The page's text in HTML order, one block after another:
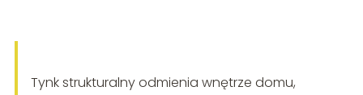
Tynk strukturalny odmienia wnętrze domu,